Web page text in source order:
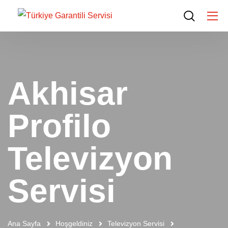
Akhisar
Profilo
Televizyon
Servisi
Ana Sayfa Hoşgeldiniz
Televizyon Servisi